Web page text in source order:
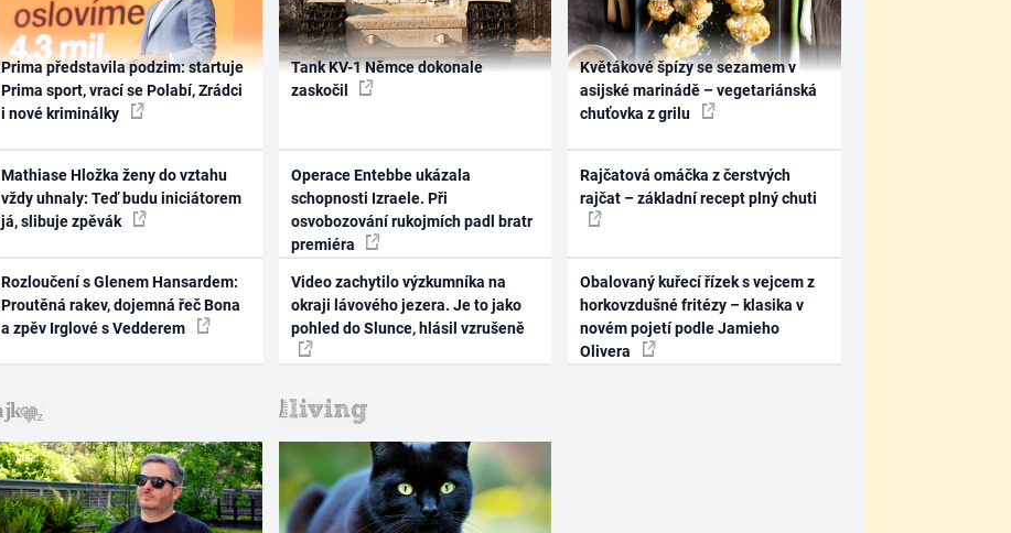
Prima představila podzim: startuje
Prima sport, vrací se Polabí, Zrádci
i nové kriminálky
Mathiase Hložka ženy do vztahu
vždy uhnaly: Teď budu iniciátorem
já, slibuje zpěvák
Rozloučení s Glenem Hansardem:
Proutěná rakev, dojemná řeč Bona
a zpěv Irglové s Vedderem
Tank KV-1 Němce dokonale
zaskočil
Operace Entebbe ukázala
schopnosti Izraele. Při
osvobozování rukojmích padl bratr
premiéra
Video zachytilo výzkumníka na
okraji lávového jezera. Je to jako
pohled do Slunce, hlásil vzrušeně
Květákové špízy se sezamem v
asijské marinádě – vegetariánská
chuťovka z grilu
Rajčatová omáčka z čerstvých
rajčat – základní recept plný chuti
Obalovaný kuřecí řízek s vejcem z
horkovzdušné fritézy – klasika v
novém pojetí podle Jamieho
Olivera